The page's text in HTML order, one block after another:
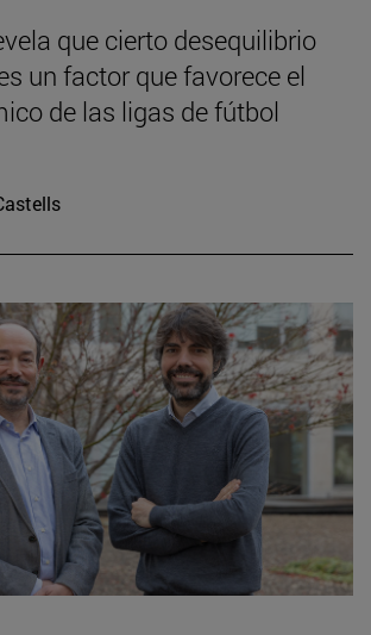
que cierto desequilibrio
un factor que favorece el
de las ligas de fútbol